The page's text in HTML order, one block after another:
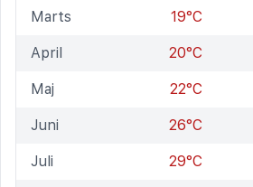
Marts 19°C
April 20°C
Maj 22°C
Juni 26°C
Juli 29°C